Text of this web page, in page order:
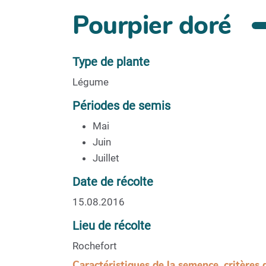
Pourpier doré
Type de plante
Légume
Périodes de semis
Mai
Juin
Juillet
Date de récolte
15.08.2016
Lieu de récolte
Rochefort